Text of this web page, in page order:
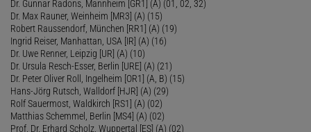
Dr. Gunnar Radons, Mannheim [GR1] (A) (01, 02, 32)
Dr. Max Rauner, Weinheim [MR3] (A) (15)
Robert Raussendorf, München [RR1] (A) (19)
Ingrid Reiser, Manhattan, USA [IR] (A) (16)
Dr. Uwe Renner, Leipzig [UR] (A) (10)
Dr. Ursula Resch-Esser, Berlin [URE] (A) (21)
Dr. Peter Oliver Roll, Ingelheim [OR1] (A, B) (15)
Hans-Jörg Rutsch, Walldorf [HJR] (A) (29)
Rolf Sauermost, Waldkirch [RS1] (A) (02)
Matthias Schemmel, Berlin [MS4] (A) (02)
Prof. Dr. Erhard Scholz, Wuppertal [ES] (A) (02)